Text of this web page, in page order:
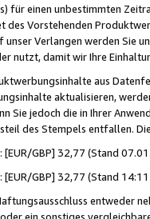
für einen unbestimmten
des Vorstehenden
Verlangen werden Sie
nutzt, damit wir Ihre
aus
aktualisieren,
Sie jedoch die in Ihrer
des Stempels entfallen.
[EUR/GBP] 32,77 (Stand
[EUR/GBP] 32,77 (Stand
entweder
ein sonstiges